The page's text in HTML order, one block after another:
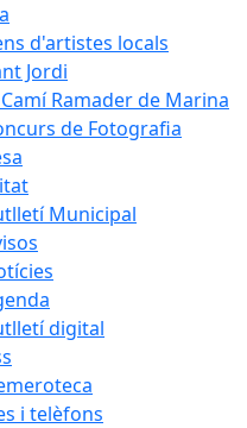
d'artistes locals
Jordi
Camí Ramader de Marina
de Fotografia
Municipal
digital
i telèfons